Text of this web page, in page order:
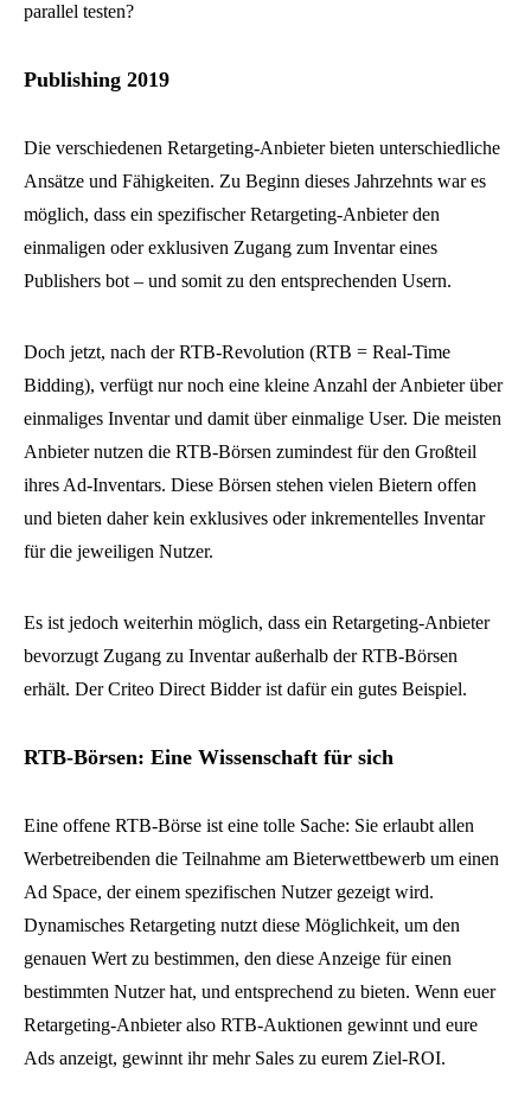
parallel testen?
Publishing 2019
Die verschiedenen Retargeting-Anbieter bieten unterschiedliche
Ansätze und Fähigkeiten. Zu Beginn dieses Jahrzehnts war es
möglich, dass ein spezifischer Retargeting-Anbieter den
einmaligen oder exklusiven Zugang zum Inventar eines
Publishers bot – und somit zu den entsprechenden Usern.
Doch jetzt, nach der RTB-Revolution (RTB = Real-Time
Bidding), verfügt nur noch eine kleine Anzahl der Anbieter über
einmaliges Inventar und damit über einmalige User. Die meisten
Anbieter nutzen die RTB-Börsen zumindest für den Großteil
ihres Ad-Inventars. Diese Börsen stehen vielen Bietern offen
und bieten daher kein exklusives oder inkrementelles Inventar
für die jeweiligen Nutzer.
Es ist jedoch weiterhin möglich, dass ein Retargeting-Anbieter
bevorzugt Zugang zu Inventar außerhalb der RTB-Börsen
erhält. Der Criteo Direct Bidder ist dafür ein gutes Beispiel.
RTB-Börsen: Eine Wissenschaft für sich
Eine offene RTB-Börse ist eine tolle Sache: Sie erlaubt allen
Werbetreibenden die Teilnahme am Bieterwettbewerb um einen
Ad Space, der einem spezifischen Nutzer gezeigt wird.
Dynamisches Retargeting nutzt diese Möglichkeit, um den
genauen Wert zu bestimmen, den diese Anzeige für einen
bestimmten Nutzer hat, und entsprechend zu bieten. Wenn euer
Retargeting-Anbieter also RTB-Auktionen gewinnt und eure
Ads anzeigt, gewinnt ihr mehr Sales zu eurem Ziel-ROI.